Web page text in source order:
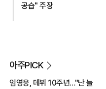
공습" 주장
아주PICK
임영웅, 데뷔 10주년…"난 늘